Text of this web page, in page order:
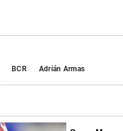
BCR Adrián Armas